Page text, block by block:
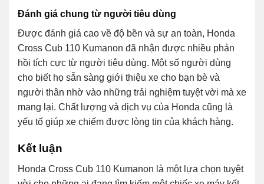
Đánh giá chung từ người tiêu dùng
Được đánh giá cao về độ bền và sự an toàn, Honda
Cross Cub 110 Kumanon đã nhận được nhiều phản
hồi tích cực từ người tiêu dùng. Một số người dùng
cho biết họ sẵn sàng giới thiệu xe cho bạn bè và
người thân nhờ vào những trải nghiệm tuyệt vời mà xe
mang lại. Chất lượng và dịch vụ của Honda cũng là
yếu tố giúp xe chiếm được lòng tin của khách hàng.
Kết luận
Honda Cross Cub 110 Kumanon là một lựa chọn tuyệt